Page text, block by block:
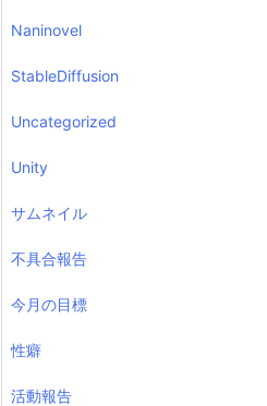
Naninovel
StableDiffusion
Uncategorized
Unity
サムネイル
不具合報告
今月の目標
性癖
活動報告